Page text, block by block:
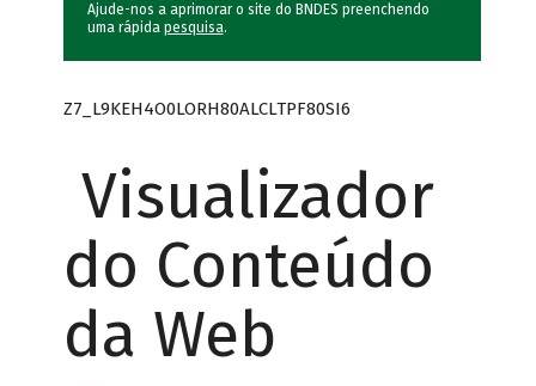
Ajude-nos a aprimorar o site do BNDES preenchendo
uma rápida pesquisa.
Z7_L9KEH4O0LORH80ALCLTPF80SI6
Visualizador
do Conteúdo
da Web